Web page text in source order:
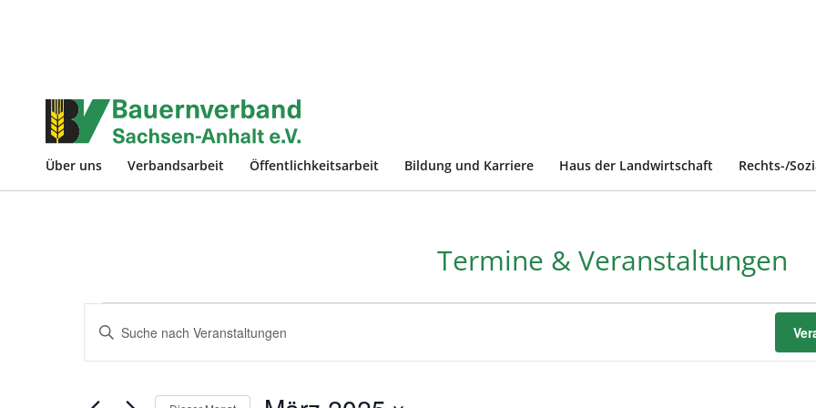
Über uns Verbandsarbeit Öffentlichkeitsarbeit Bildung und Karriere Haus der Landwirtschaft Rechts-/
Termine & Veranstaltungen
Veranstaltungen
Veranstaltungen
Suche
und
Ansichten,
Bitte